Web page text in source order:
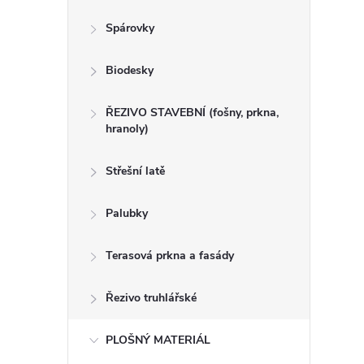
Spárovky
Biodesky
ŘEZIVO STAVEBNÍ (fošny, prkna,
hranoly)
Střešní latě
Palubky
Terasová prkna a fasády
Řezivo truhlářské
PLOŠNÝ MATERIÁL